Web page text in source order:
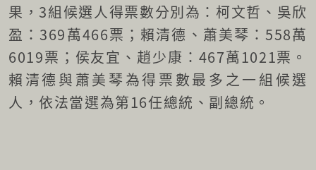
果，3組候選人得票數分別為：柯文哲、吳欣
盈：369萬466票；賴清德、蕭美琴：558萬
6019票；侯友宜、趙少康：467萬1021票。
賴清德與蕭美琴為得票數最多之一組候選
人，依法當選為第16任總統、副總統。